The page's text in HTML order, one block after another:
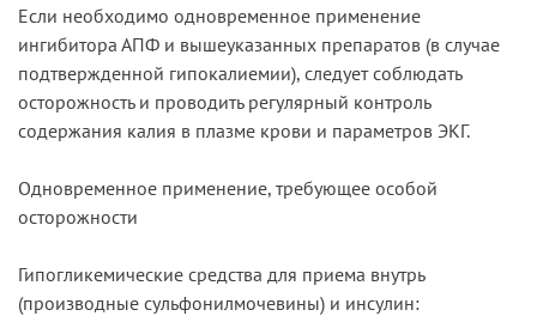
Если необходимо одновременное применение
ингибитора АПФ и вышеуказанных препаратов (в случае
подтвержденной гипокалиемии), следует соблюдать
осторожность и проводить регулярный контроль
содержания калия в плазме крови и параметров ЭКГ.
Одновременное применение, требующее особой
осторожности
Гипогликемические средства для приема внутрь
(производные сульфонилмочевины) и инсулин: